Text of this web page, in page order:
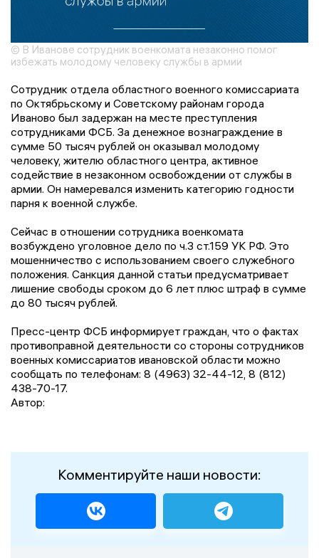
© В Иванове сотрудник военкомата незаконно помог
избежать молодому человеку службы в армии
Сотрудник отдела областного военного комиссариата
по Октябрьскому и Советскому районам города
Иваново был задержан на месте преступления
сотрудниками ФСБ. За денежное вознаграждение в
сумме 50 тысяч рублей он оказывал молодому
человеку, жителю областного центра, активное
содействие в незаконном освобождении от службы в
армии. Он намеревался изменить категорию годности
парня к военной службе.
Сейчас в отношении сотрудника военкомата
возбуждено уголовное дело по ч.3 ст.159 УК РФ. Это
мошенничество с использованием своего служебного
положения. Санкция данной статьи предусматривает
лишение свободы сроком до 6 лет плюс штраф в сумме
до 80 тысяч рублей.
Пресс-центр ФСБ информирует граждан, что о фактах
противоправной деятельности со стороны сотрудников
военных комиссариатов ивановской области можно
сообщать по телефонам: 8 (4963) 32-44-12, 8 (812)
438-70-17.
Автор:
Комментируйте наши новости: